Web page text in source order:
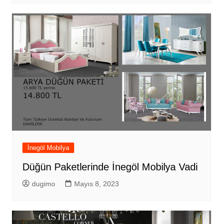
İnegöl Mobilya
Düğün Paketlerinde İnegöl Mobilya Vadi
dugimo Mayıs 8, 2023